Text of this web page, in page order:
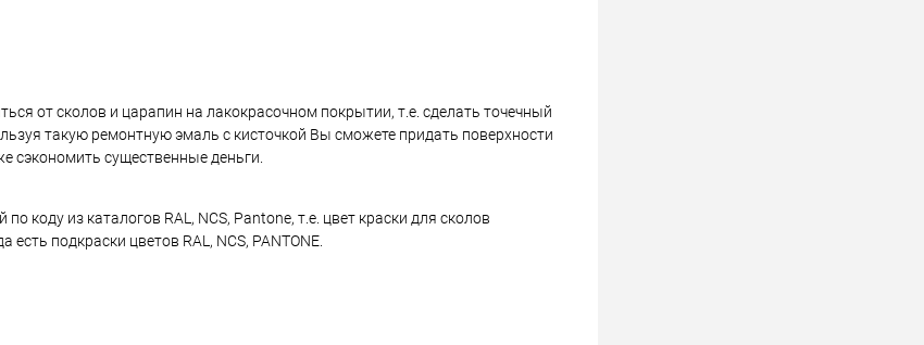
от сколов и царапин на лакокрасочном покрытии, т.е. сделать точечный
такую ремонтную эмаль с кисточкой Вы сможете придать поверхности
сэкономить существенные деньги.
коду из каталогов RAL, NCS, Pantone, т.е. цвет краски для сколов
подкраски цветов RAL, NCS, PANTONE.